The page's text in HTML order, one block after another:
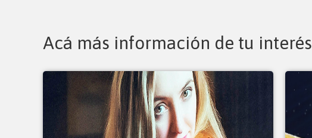
Acá más información de tu interés